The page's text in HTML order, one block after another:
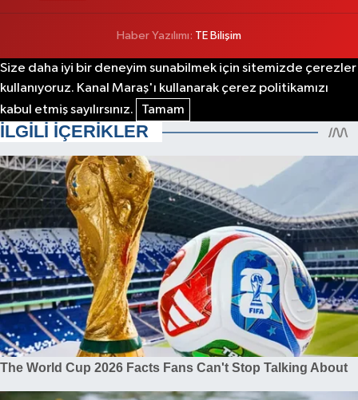
Haber Yazılımı: TE Bilişim
Size daha iyi bir deneyim sunabilmek için sitemizde çerezler
kullanıyoruz. Kanal Maraş'ı kullanarak çerez politikamızı
kabul etmiş sayılırsınız.
Tamam